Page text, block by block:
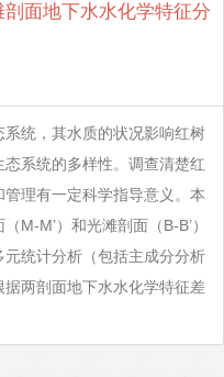
面地下水水化学特征分
系统，其水质的状况影响红树
系统的多样性。调查清楚红
理有一定科学指导意义。本
M-M’）和光滩剖面（B-B’）
统计分析（包括主成分分析
两剖面地下水水化学特征差